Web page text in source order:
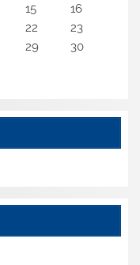
15
16
22
23
29
30